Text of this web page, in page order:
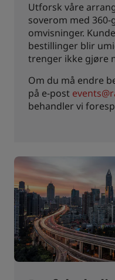
Utforsk våre
soverom med
omvisninger.
bestillinger blir
trenger ikke gjøre
Om du må endre
på e-post
behandler vi